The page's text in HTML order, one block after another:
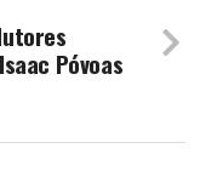
Póvoas